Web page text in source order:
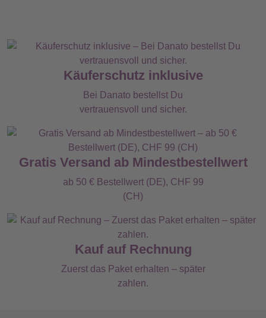
Käuferschutz inklusive
Bei Danato bestellst Du
vertrauensvoll und sicher.
Gratis Versand ab Mindestbestellwert
ab 50 € Bestellwert (DE), CHF 99
(CH)
Kauf auf Rechnung
Zuerst das Paket erhalten – später
zahlen.